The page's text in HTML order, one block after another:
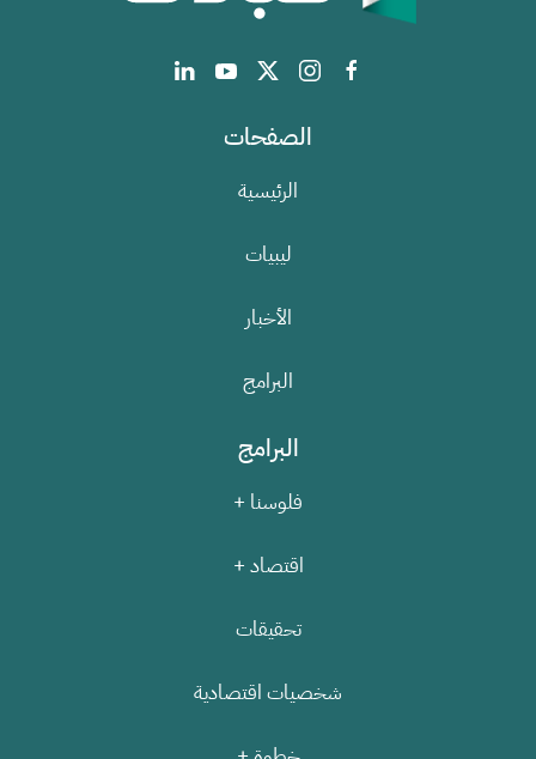
الصفحات
الرئيسية
ليبيات
الأخبار
البرامج
البرامج
فلوسنا +
اقتصاد +
تحقيقات
شخصيات اقتصادية